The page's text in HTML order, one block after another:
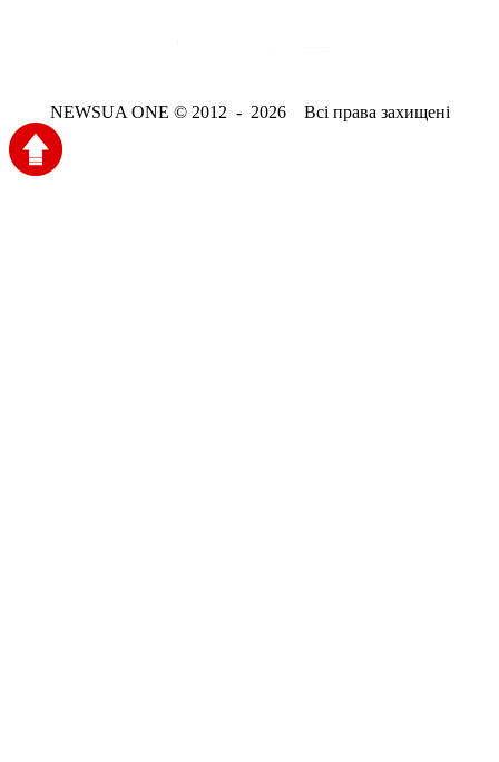
NEWSUA ONE © 2012 - 2026 Всі права захищені